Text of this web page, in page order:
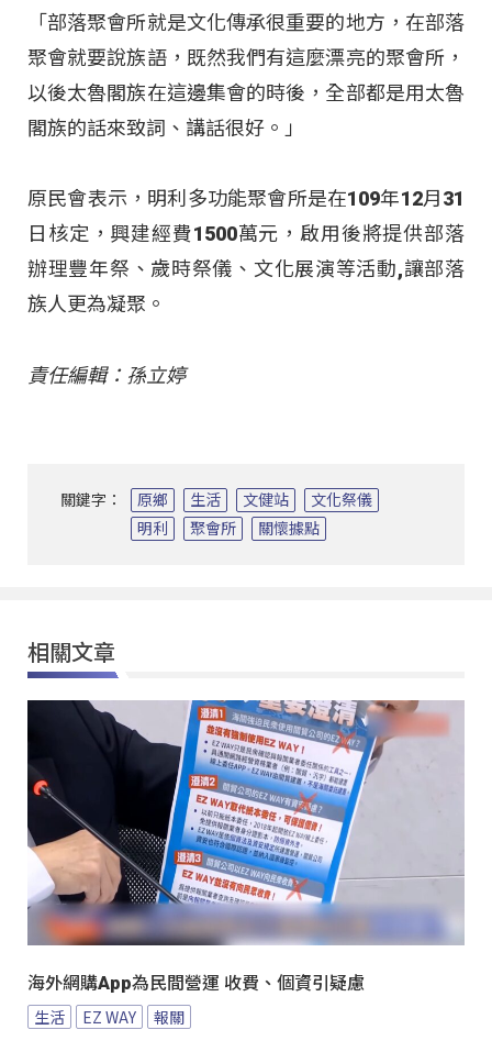
「部落聚會所就是文化傳承很重要的地方，在部落
聚會就要說族語，既然我們有這麼漂亮的聚會所，
以後太魯閣族在這邊集會的時後，全部都是用太魯
閣族的話來致詞、講話很好。」
原民會表示，明利多功能聚會所是在109年12月31
日核定，興建經費1500萬元，啟用後將提供部落
辦理豐年祭、歲時祭儀、文化展演等活動,讓部落
族人更為凝聚。
責任編輯：孫立婷
關鍵字： 原鄉 生活 文健站
文化祭儀
明利
聚會所 關懷據點
相關文章
海外網購App為民間營運 收費、個資引疑慮
生活 EZ WAY 報關